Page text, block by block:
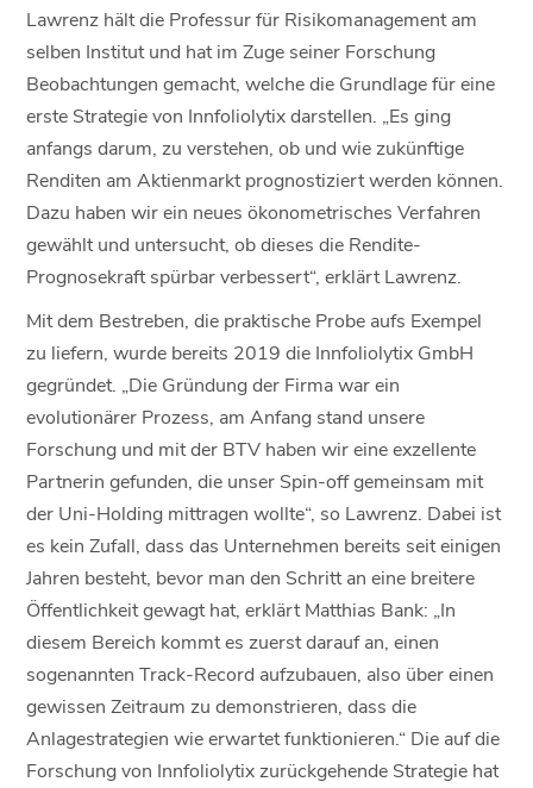
Lawrenz hält die Professur für Risikomanagement am
selben Institut und hat im Zuge seiner Forschung
Beobachtungen gemacht, welche die Grundlage für eine
erste Strategie von Innfoliolytix darstellen. „Es ging
anfangs darum, zu verstehen, ob und wie zukünftige
Renditen am Aktienmarkt prognostiziert werden können.
Dazu haben wir ein neues ökonometrisches Verfahren
gewählt und untersucht, ob dieses die Rendite-
Prognosekraft spürbar verbessert“, erklärt Lawrenz.
Mit dem Bestreben, die praktische Probe aufs Exempel
zu liefern, wurde bereits 2019 die Innfoliolytix GmbH
gegründet. „Die Gründung der Firma war ein
evolutionärer Prozess, am Anfang stand unsere
Forschung und mit der BTV haben wir eine exzellente
Partnerin gefunden, die unser Spin-off gemeinsam mit
der Uni-Holding mittragen wollte“, so Lawrenz. Dabei ist
es kein Zufall, dass das Unternehmen bereits seit einigen
Jahren besteht, bevor man den Schritt an eine breitere
Öffentlichkeit gewagt hat, erklärt Matthias Bank: „In
diesem Bereich kommt es zuerst darauf an, einen
sogenannten Track-Record aufzubauen, also über einen
gewissen Zeitraum zu demonstrieren, dass die
Anlagestrategien wie erwartet funktionieren.“ Die auf die
Forschung von Innfoliolytix zurückgehende Strategie hat